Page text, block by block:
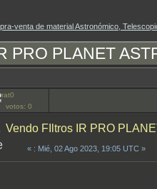
venta de material Astronómico,
PRO PLANET
votos: 0
Vendo FIltros IR PRO
« : Mié, 02 Ago 2023, 19:05 UTC »